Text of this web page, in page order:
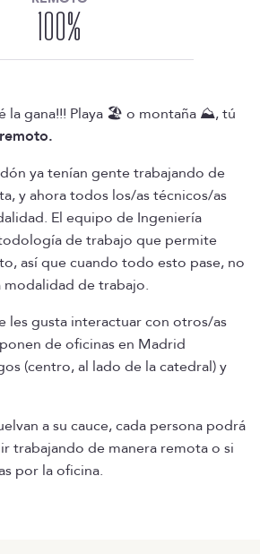
problema en los servidores smtp y
a encolar los mails, si los
o ve algo que cree que no es
puede generar una incidencia
1, siempre habrá otra persona
2. Se trata de un/a compañero/a
conocimiento profundo y mayor
podrá aportar luz a la hora de
en cada una de las situaciones
que siempre tendrás soporte de un
nivel 2 para la resolución de aquellas
complejas.
100%
la gana!!! Playa 🏖️ o montaña ⛰️, tú
ya tenían gente trabajando de
y ahora todos los/as técnicos/as
El equipo de Ingeniería
de trabajo que permite
así que cuando todo esto pase, no
modalidad de trabajo.
les gusta interactuar con otros/as
de oficinas en Madrid
(centro, al lado de la catedral) y
a su cauce, cada persona podrá
trabajando de manera remota o si
por la oficina.